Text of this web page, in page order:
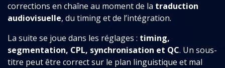
corrections en chaîne au moment de la traduction
audiovisuelle, du timing et de l’intégration.
La suite se joue dans les réglages : timing,
segmentation, CPL, synchronisation et QC. Un sous-
titre peut être correct sur le plan linguistique et mal